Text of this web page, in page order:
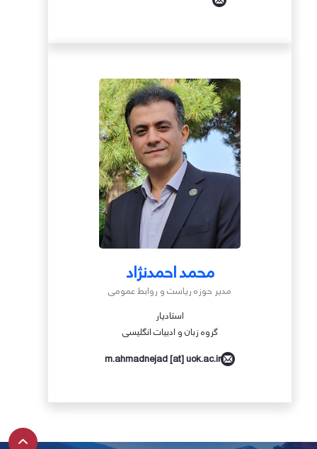
محمد احمدنژاد
مدیر حوزه ریاست و روابط عمومی
استادیار
گروه زبان و ادبیات انگلیسی
m.ahmadnejad [at] uok.ac.ir